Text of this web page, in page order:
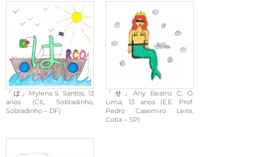
「ば」Mylena S. Santos, 13
anos (CIL Sobradinho,
Sobradinho – DF)
「せ」Any Beatriz C. O.
Lima, 13 anos (E.E. Prof.
Pedro Casemiro Leite,
Cotia – SP)